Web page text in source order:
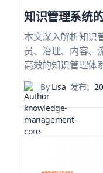
知识管理系统
本文深入解析知
员、治理、内容、
高效的知识管理体
ByLisa 发布：